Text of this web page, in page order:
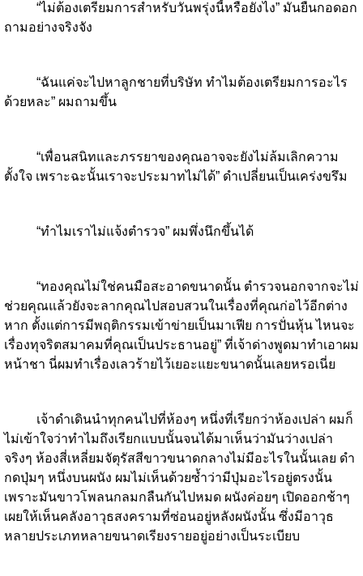
“ไม่ต้องเตรียมการสำหรับวันพรุ่งนี้หรือยังไง” มันยืนกอดอก
ถามอย่างจริงจัง
“ฉันแค่จะไปหาลูกชายที่บริษัท ทำไมต้องเตรียมการอะไร
ด้วยหละ” ผมถามขึ้น
“เพื่อนสนิทและภรรยาของคุณอาจจะยังไม่ล้มเลิกความ
ตั้งใจ เพราะฉะนั้นเราจะประมาทไม่ได้” ดำเปลี่ยนเป็นเคร่งขรึม
“ทำไมเราไม่แจ้งตำรวจ” ผมพึ่งนึกขึ้นได้
“ทองคุณไม่ใช่คนมือสะอาดขนาดนั้น ตำรวจนอกจากจะไม่
ช่วยคุณแล้วยังจะลากคุณไปสอบสวนในเรื่องที่คุณก่อไว้อีกต่าง
หาก ตั้งแต่การมีพฤติกรรมเข้าข่ายเป็นมาเฟีย การปั่นหุ้น ไหนจะ
เรื่องทุจริตสมาคมที่คุณเป็นประธานอยู่” ที่เจ้าด่างพูดมาทำเอาผม
หน้าชา นี่ผมทำเรื่องเลวร้ายไว้เยอะแยะขนาดนั้นเลยหรอเนี่ย
เจ้าดำเดินนำทุกคนไปที่ห้องๆ หนึ่งที่เรียกว่าห้องเปล่า ผมก็
ไม่เข้าใจว่าทำไมถึงเรียกแบบนั้นจนได้มาเห็นว่ามันว่างเปล่า
จริงๆ ห้องสี่เหลี่ยมจัตุรัสสีขาวขนาดกลางไม่มีอะไรในนั้นเลย ดำ
กดปุ่มๆ หนึ่งบนผนัง ผมไม่เห็นด้วยซ้ำว่ามีปุ่มอะไรอยู่ตรงนั้น
เพราะมันขาวโพลนกลมกลืนกันไปหมด ผนังค่อยๆ เปิดออกช้าๆ
เผยให้เห็นคลังอาวุธสงครามที่ซ่อนอยู่หลังผนังนั้น ซึ่งมีอาวุธ
หลายประเภทหลายขนาดเรียงรายอยู่อย่างเป็นระเบียบ